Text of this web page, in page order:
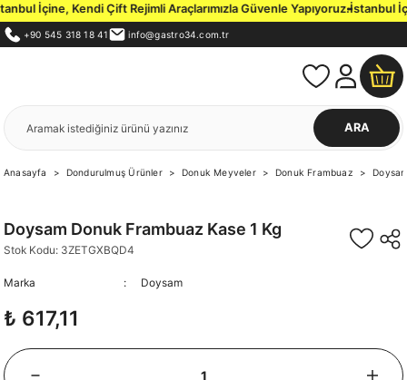
İçine, Kendi Çift Rejimli Araçlarımızla Güvenle Yapıyoruz.İstanbul İçi
+90 545 318 18 41 info@gastro34.com.tr
ARA
Anasayfa Dondurulmuş Ürünler Donuk Meyveler Donuk Frambuaz
Doysam Donuk Frambuaz Kase 1 Kg
Stok Kodu: 3ZETGXBQD4
Marka Doysam
₺ 617,11